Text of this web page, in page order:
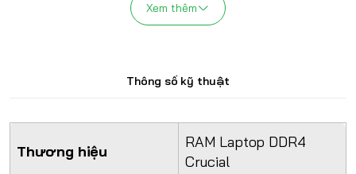
12 tháng
3200 MHz
Tương thích
2400, 2666, 3200 MHz
DDR4 Laptop
Xem thêm
Thông số kỹ thuật
Thương hiệu
RAM Laptop DDR4
Crucial